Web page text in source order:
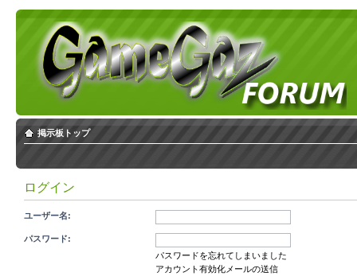
掲示板トップ
ログイン
ユーザー名:
パスワード:
パスワードを忘れてしまいました
アカウント有効化メールの送信